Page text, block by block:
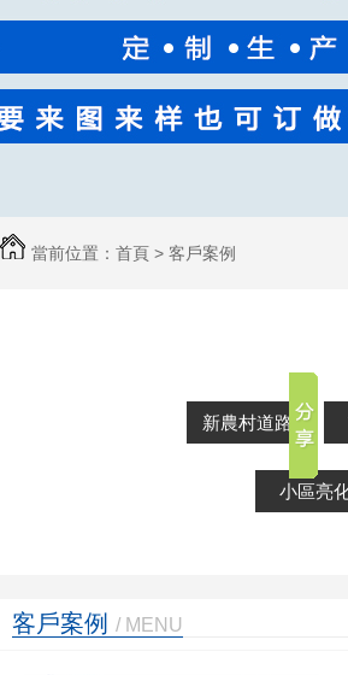
當前位置： 首頁 > 客戶案例
新農村道路
小區亮
客戶案例 / MENU